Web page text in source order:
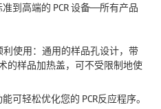
到高端的 PCR 设备——所有产品
使用：通用的样品孔设计，带
的样品加热盖，可不受限制地使
可轻松优化您的 PCR反应程序。